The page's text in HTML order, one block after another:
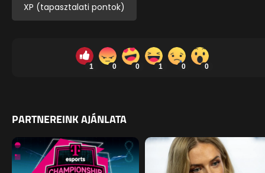
XP (tapasztalati pontok)
1 0 0 1 0 0
PARTNEREINK AJÁNLATA